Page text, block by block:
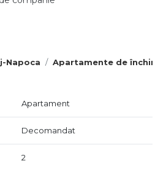
Napoca Apartamente de
Apartament
Decomandat
2